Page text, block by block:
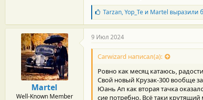
Б
л
а
г
о
д
а
н
о
с
т
Tarzan,Yop_Teи Martel выразили
Martel
Well-Known Member
9 Июл 2024
Carwizard написал(а):
Ровно как месяц катаюсь,
Свой новый Крузак-300 вообще
Юань Ап как вторая тачка
сие потребно. Всё таки